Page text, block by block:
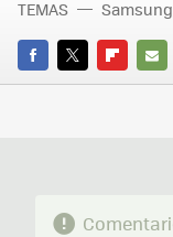
FACEBOOK
TWITTER
E-
TEMAS Samsung